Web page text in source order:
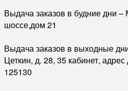
Выдача заказов в будние дни –
шоссе,дом 21
Выдача заказов в выходные
Цеткин, д. 28, 35 кабинет,
125130